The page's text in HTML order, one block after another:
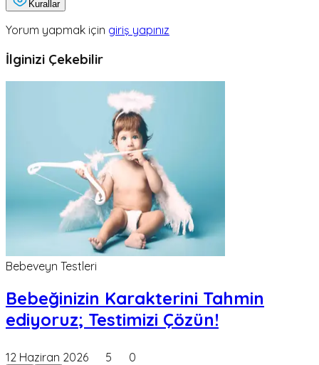
Kurallar
Yorum yapmak için giriş yapınız
İlginizi Çekebilir
Bebeveyn Testleri
Bebeğinizin Karakterini Tahmin
ediyoruz; Testimizi Çözün!
12 Haziran 2026 5 0